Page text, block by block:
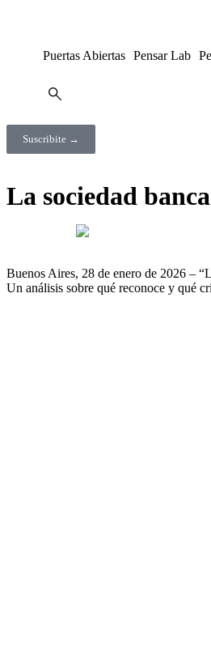
Puertas Abiertas Pensar Lab
Suscribite →
La sociedad
Buenos Aires, 28 de enero de 2026 –
Un análisis sobre qué reconoce y qué